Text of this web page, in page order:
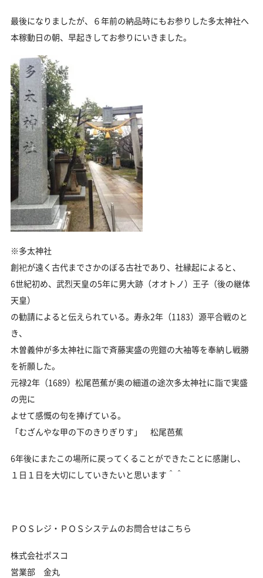
最後になりましたが、６年前の納品時にもお参りした多太神社へ
本稼動日の朝、早起きしてお参りにいきました。
※多太神社
創祀が遠く古代までさかのぼる古社であり、社縁起によると、
6世紀初め、武烈天皇の5年に男大跡（オオトノ）王子（後の継体
天皇）
の勧請によると伝えられている。寿永2年（1183）源平合戦のと
き、
木曽義仲が多太神社に詣で斉藤実盛の兜鎧の大袖等を奉納し戦勝
を祈願した。
元禄2年（1689）松尾芭蕉が奥の細道の途次多太神社に詣で実盛
の兜に
よせて感慨の句を捧げている。
「むざんやな甲の下のきりぎりす」 松尾芭蕉
6年後にまたこの場所に戻ってくることができたことに感謝し、
１日１日を大切にしていきたいと思います＾＾
ＰＯＳレジ・ＰＯＳシステムのお問合せはこちら
株式会社ポスコ
営業部 金丸